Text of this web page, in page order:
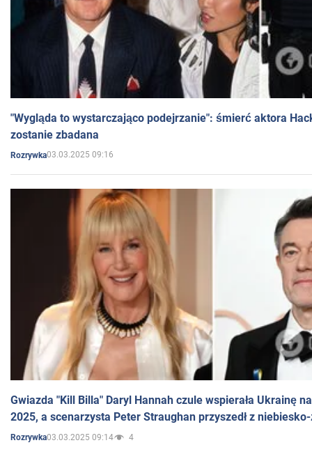
"Wygląda to wystarczająco podejrzanie": śmierć aktora
zostanie zbadana
Rozrywka03.03.2025 09:16
Gwiazda "Kill Billa" Daryl Hannah czule wspierała Ukrainę
2025, a scenarzysta Peter Straughan przyszedł z
Rozrywka03.03.2025 09:14 4